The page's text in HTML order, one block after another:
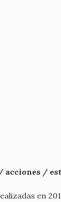
acciones /
en